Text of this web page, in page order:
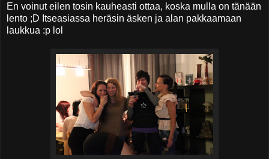
En voinut eilen tosin kauheasti ottaa, koska mulla on tänään
lento ;D Itseasiassa heräsin äsken ja alan pakkaamaan
laukkua :p lol